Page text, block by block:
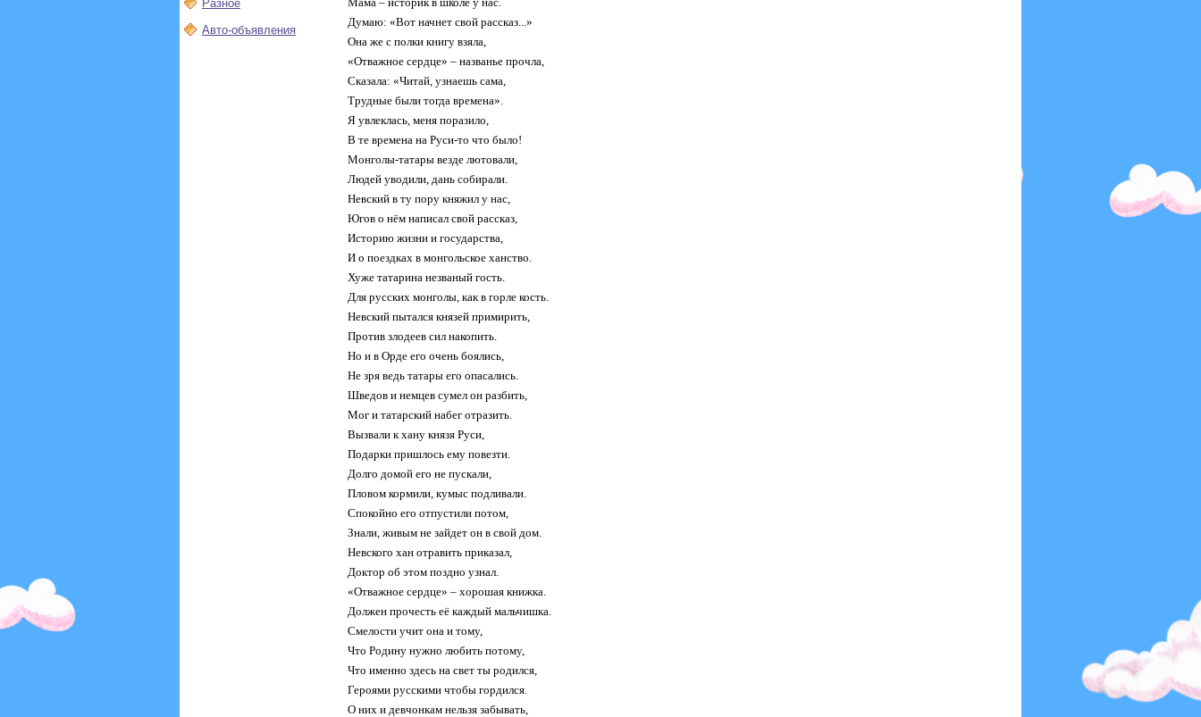
Разное
Авто-объявления
Думаю: «Вот начнет свой рассказ...»
Она же с полки книгу взяла,
«Отважное сердце» – названье прочла,
Сказала: «Читай, узнаешь сама,
Трудные были тогда времена».
Я увлеклась, меня поразило,
В те времена на Руси-то что было!
Монголы-татары везде лютовали,
Людей уводили, дань собирали.
Невский в ту пору княжил у нас,
Югов о нём написал свой рассказ,
Историю жизни и государства,
И о поездках в монгольское ханство.
Хуже татарина незваный гость.
Для русских монголы, как в горле кость.
Невский пытался князей примирить,
Против злодеев сил накопить.
Но и в Орде его очень боялись,
Не зря ведь татары его опасались.
Шведов и немцев сумел он разбить,
Мог и татарский набег отразить.
Вызвали к хану князя Руси,
Подарки пришлось ему повезти.
Долго домой его не пускали,
Пловом кормили, кумыс подливали.
Спокойно его отпустили потом,
Знали, живым не зайдет он в свой дом.
Невского хан отравить приказал,
Доктор об этом поздно узнал.
«Отважное сердце» – хорошая книжка.
Должен прочесть её каждый мальчишка.
Смелости учит она и тому,
Что Родину нужно любить потому,
Что именно здесь на свет ты родился,
Героями русскими чтобы гордился.
О них и девчонкам нельзя забывать,